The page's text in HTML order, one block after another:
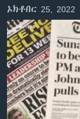
ወደ
ዋናው
ይዘት
እለፍ
ክምችት
Learning
ይከተሉን
ኦክቶበር 25, 2022
No